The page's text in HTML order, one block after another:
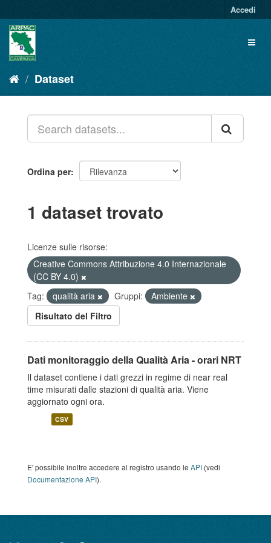
al
contenuto
Accedi
Dataset
Ordina per
1 dataset trovato
Licenze sulle risorse:
Creative Commons Attribuzione 4.0 Internazionale
(CC BY 4.0)
Tag:
qualità aria Gruppi:
Ambiente
Risultato del Filtro
Dati monitoraggio della Qualità Aria - orari NRT
Il dataset contiene i dati grezzi in regime di near real
time misurati dalle stazioni di qualità aria. Viene
aggiornato ogni ora.
CSV
E' possibile inoltre accedere al registro usando le API (vedi
Documentazione API).